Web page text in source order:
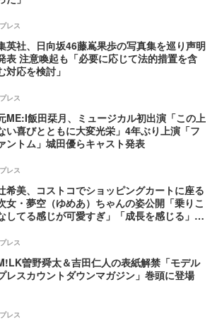
レス
英社、日向坂46藤嶌果歩の写真集を巡り声明
表 注意喚起も「必要に応じて法的措置を含
対応を検討」
レス
ME:I飯田栞月、ミュージカル初出演「この上
い喜びとともに大変光栄」4年ぶり上演「フ
ントム」城田優らキャスト発表
レス
希美、コストコでショッピングカートに座る
女・夢空（ゆめあ）ちゃんの姿公開「乗りこ
してる感じが可愛すぎ」「成長を感じる」の
レス
曽野舜太＆吉田仁人の表紙解禁「モデル
レスカウントダウンマガジン」巻頭に登場
レス